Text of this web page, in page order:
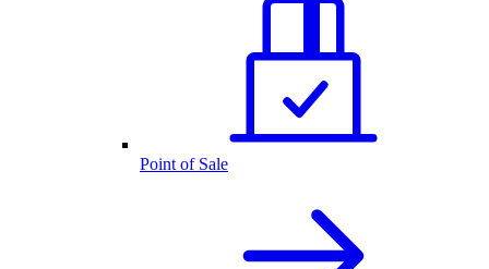
Point of Sale